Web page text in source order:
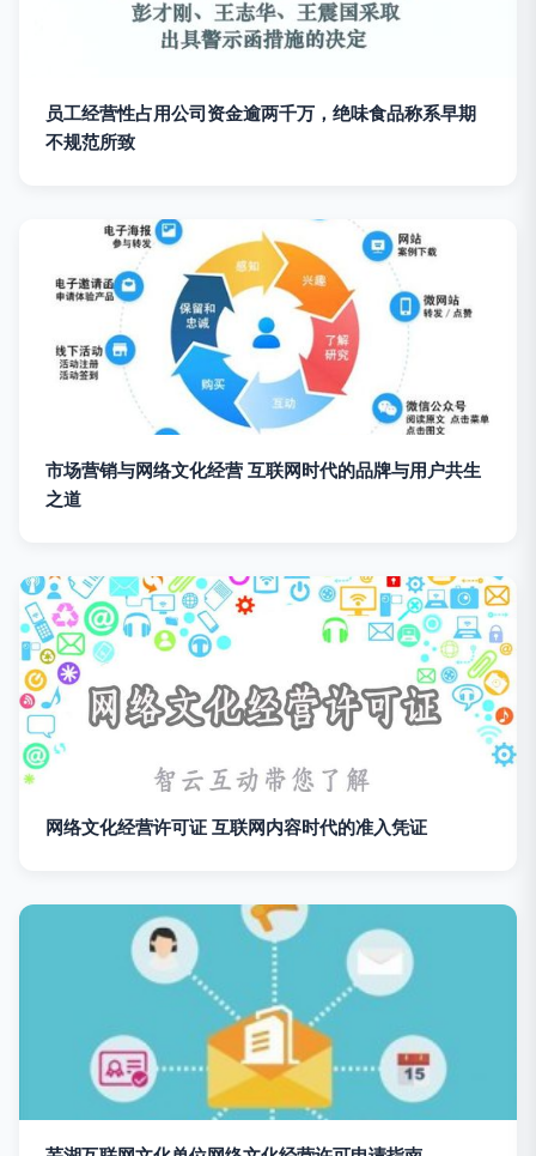
员工经营性占用公司资金逾两千万，绝味食品称系早期
不规范所致
市场营销与网络文化经营 互联网时代的品牌与用户共生
之道
网络文化经营许可证 互联网内容时代的准入凭证